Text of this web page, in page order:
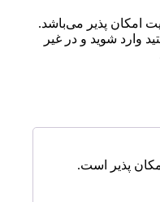
امکان پذیر می‌باشد.
وارد شوید و در غیر
پذیر است.